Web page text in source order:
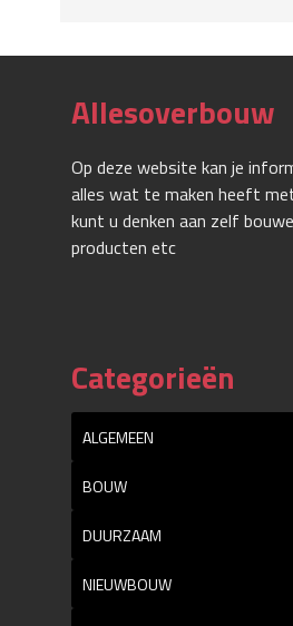
Allesoverbouw
Op deze website kan je
alles wat te maken heeft
kunt u denken aan zelf
producten etc
Categorieën
ALGEMEEN
BOUW
DUURZAAM
NIEUWBOUW